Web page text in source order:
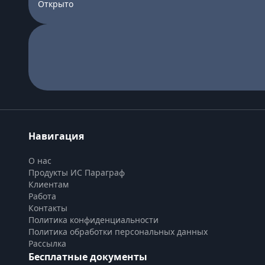
Открыто
Навигация
О нас
Продукты ИС Параграф
Клиентам
Работа
Контакты
Политика конфиденциальности
Политика обработки персональных данных
Рассылка
Бесплатные документы